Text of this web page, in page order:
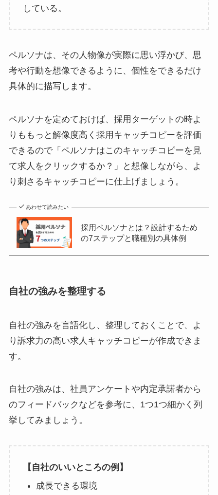
している。
ペルソナは、その人物像が実際に思い浮かび、思
考や行動を想像できるように、個性をできるだけ
具体的に描写します。
ペルソナを定めておけば、採用ターゲットの時よ
りももっと解像度高く採用キャッチコピーを評価
できるので「ペルソナはこのキャッチコピーを見
て求人をクリックするか？」と想像しながら、よ
り刺さるキャッチコピーに仕上げましょう。
あわせて読みたい
採用ペルソナとは？設計するため
の7ステップと職種別の具体例
自社の強みを整理する
自社の強みを言語化し、整理しておくことで、よ
り訴求力の高い求人キャッチコピーが作成できま
す。
自社の強みは、社員アンケートや内定承諾者から
のフィードバックなどを参考に、1つ1つ細かく列
挙してみましょう。
【自社のいいところの例】
成長できる環境